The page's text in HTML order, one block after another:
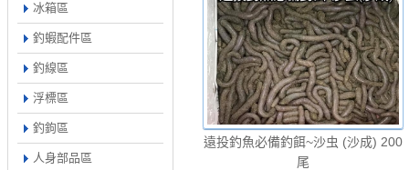
冰箱區
釣蝦配件區
釣線區
浮標區
釣鉤區
人身部品區
遠投釣魚必備釣餌~沙虫 (沙成) 200
尾